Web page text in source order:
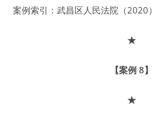
案例索引：武昌区人民法院（
★
【案例 8】
★